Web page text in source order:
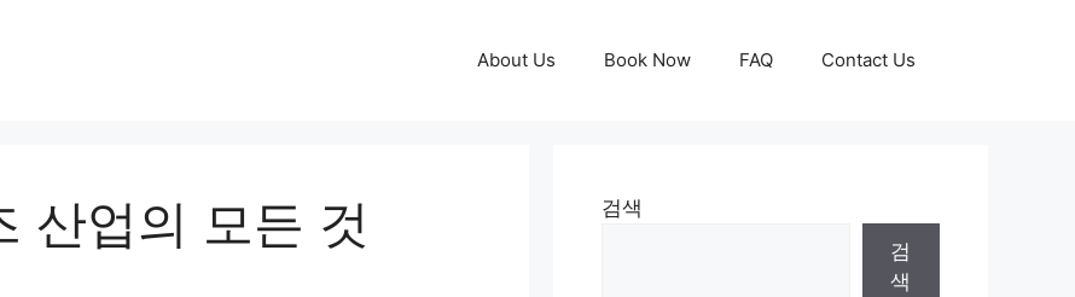
About Us Book Now FAQ Contact Us
산업의 모든 것
검색
검
색